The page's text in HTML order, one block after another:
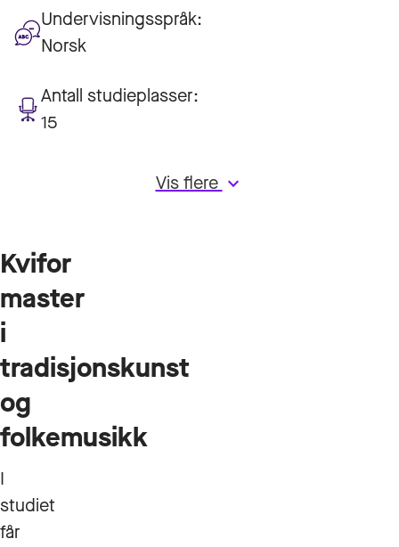
Undervisningsspråk:
Norsk
Antall studieplasser:
15
Vis flerekeyboard_arrow_down
Kvifor
master
i
tradisjonskunst
og
folkemusikk
I
studiet
får